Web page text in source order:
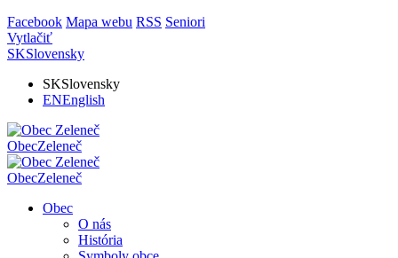
Facebook Mapa webu RSS Seniori
Vytlačiť
SKSlovensky
SKSlovensky
ENEnglish
ObecZeleneč
ObecZeleneč
Obec
O nás
História